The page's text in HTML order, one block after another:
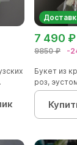
9850 ₽ -
7 490 ₽
Букет из
роз,